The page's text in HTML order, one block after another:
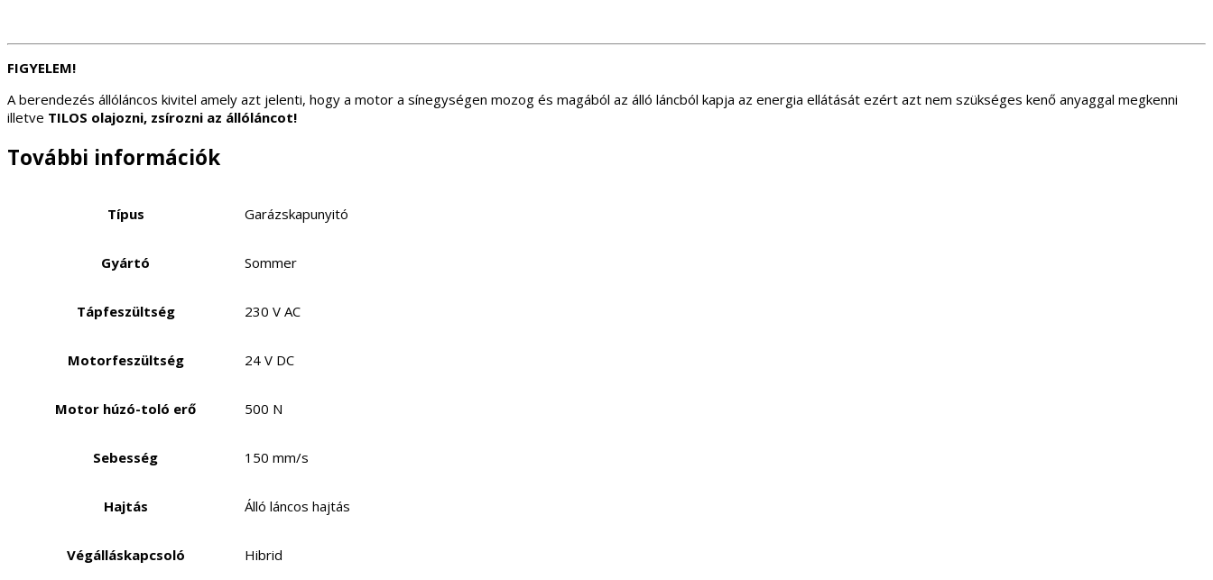
FIGYELEM!
A berendezés állóláncos kivitel amely azt jelenti, hogy a motor a sínegységen mozog és magából az álló láncból kapja az energia ellátását ezért azt nem szükséges kenő anyaggal megkenni
illetve TILOS olajozni, zsírozni az állóláncot!
További információk
Típus Garázskapunyitó
Gyártó Sommer
Tápfeszültség 230 V AC
Motorfeszültség 24 V DC
Motor húzó-toló erő 500 N
Sebesség 150 mm/s
Hajtás Álló láncos hajtás
Végálláskapcsoló Hibrid